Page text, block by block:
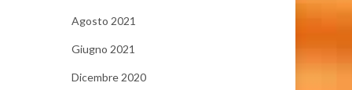
Agosto 2021
Giugno 2021
Dicembre 2020